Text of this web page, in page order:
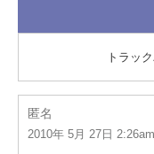
トラッ
匿名
2010年 5月 27日 2:26am